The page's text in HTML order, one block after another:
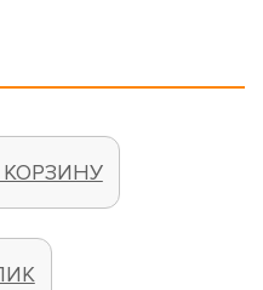
КОРЗИНУ